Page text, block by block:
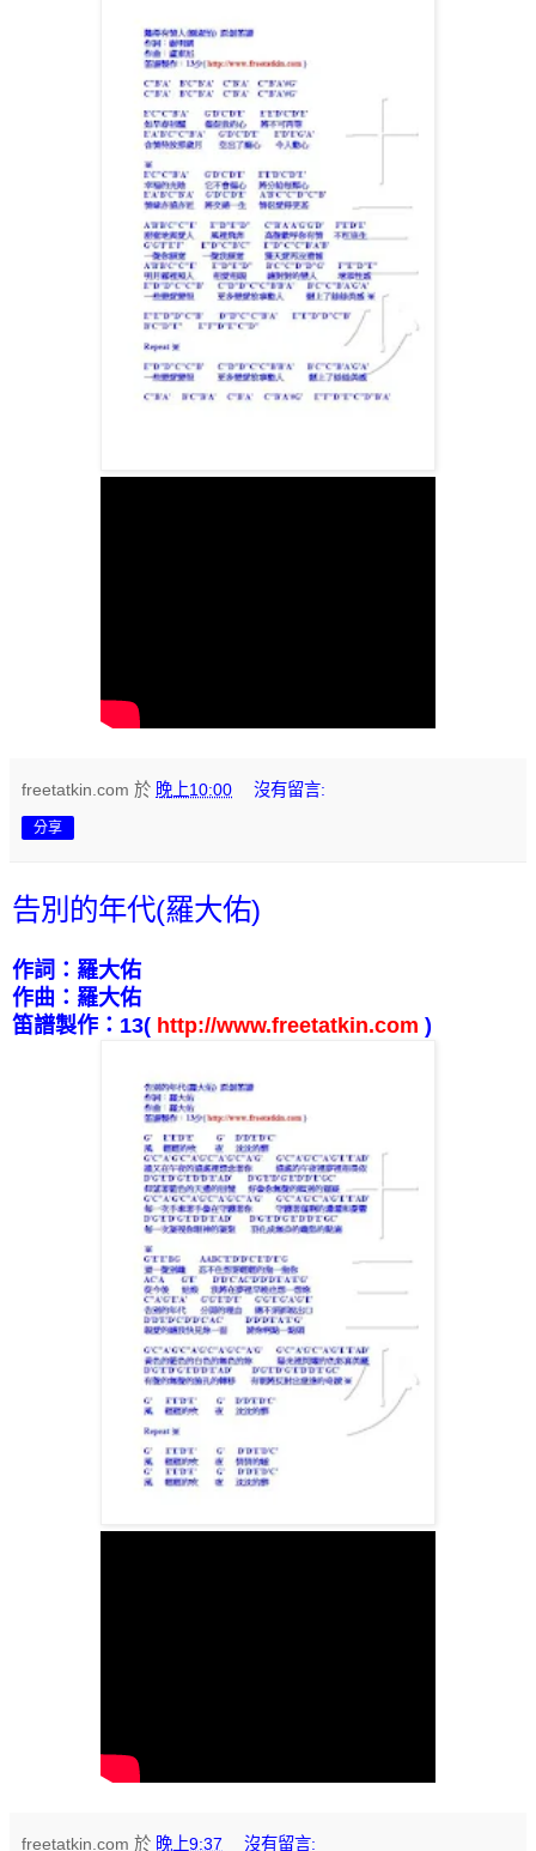
freetatkin.com 於 晚上10:00 沒有留言:
分享
告別的年代(羅大佑)
作詞：羅大佑
作曲：羅大佑
笛譜製作： 13( http://www.freetatkin.com )
freetatkin.com 於 晚上9:37 沒有留言: